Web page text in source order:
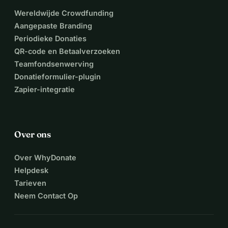
je wel voor je steun en vertrouwen!
Sluit je aan bij mijn reis!
Dank je wel voor je overweging om Het Sattvahuys te
steunen. Samen kunnen we een verschil maken en deze
bijzondere plek laten bestaan. Laten we bouwen aan een
thuis voor innerlijke rust voor iedereen! Ken je iemand die
Het Sattvahuys ook een warm hart toedraagt? Stuur deze
Wereldwijde Crowdfunding
Aangepaste Branding
Periodieke Donaties
QR-code en Betaalverzoeken
Teamfondsenwerving
Donatieformulier-plugin
Zapier-integratie
Over ons
Over WhyDonate
Helpdesk
Tarieven
Neem Contact Op